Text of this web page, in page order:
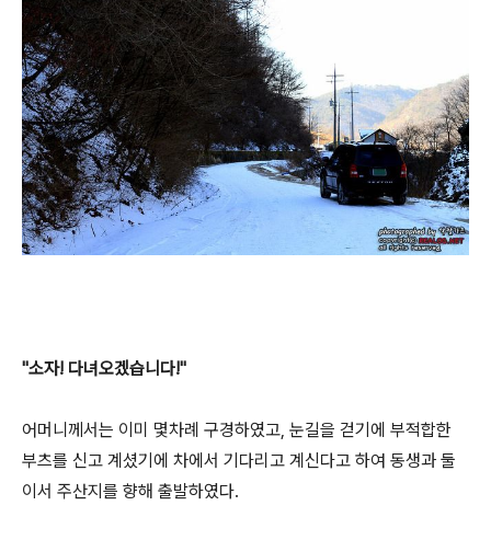
"소자! 다녀오겠습니다!"
어머니께서는 이미 몇차례 구경하였고, 눈길을 걷기에 부적합한
부츠를 신고 계셨기에 차에서 기다리고 계신다고 하여 동생과 둘
이서 주산지를 향해 출발하였다.